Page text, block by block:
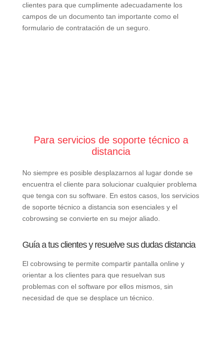
clientes para que cumplimente adecuadamente los
campos de un documento tan importante como el
formulario de contratación de un seguro.
Para servicios de soporte técnico a
distancia
No siempre es posible desplazarnos al lugar donde se
encuentra el cliente para solucionar cualquier problema
que tenga con su software. En estos casos, los servicios
de soporte técnico a distancia son esenciales y el
cobrowsing se convierte en su mejor aliado.
Guía a tus clientes y resuelve sus dudas distancia
El cobrowsing te permite compartir pantalla online y
orientar a los clientes para que resuelvan sus
problemas con el software por ellos mismos, sin
necesidad de que se desplace un técnico.